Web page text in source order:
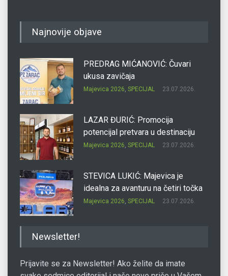
Najnovije objave
PREDRAG MIĆANOVIĆ: Čuvari
ukusa zavičaja
Majevica 2026, SPECIJAL 23.07.2026.
LAZAR ĐURIĆ: Promocija
potencijal pretvara u destinaciju
Majevica 2026, SPECIJAL 23.07.2026.
STEVICA LUKIĆ: Majevica je
idealna za avanturu na četiri točka
Majevica 2026, SPECIJAL 23.07.2026.
Newsletter!
Prijavite se za Newsletter! Ako želite da imate